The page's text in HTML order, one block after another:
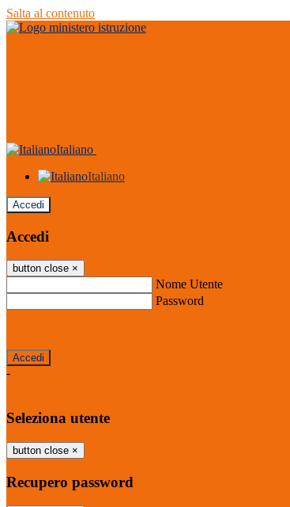
Salta al contenuto
Italiano
Italiano
Accedi
Accedi
button close ×
Nome Utente
Password
-
Seleziona utente
button close ×
Recupero password